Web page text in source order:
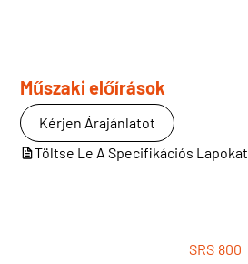
Műszaki előírások
Kérjen Árajánlatot
Töltse Le A Specifikációs Lapokat
SRS 800